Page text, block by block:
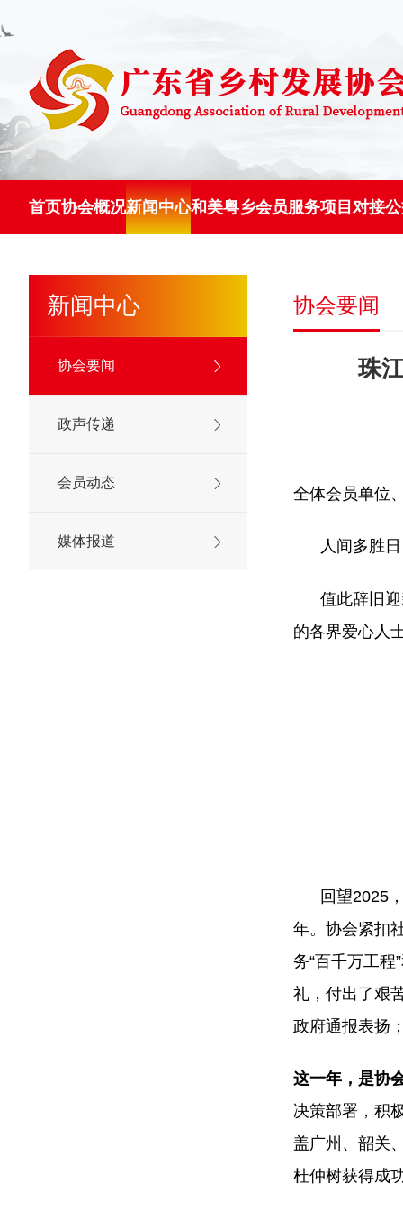
首页协会概况新闻中心和美粤乡会员服务项目对接
新闻中心
协会要闻
政声传递
会员动态
媒体报道
协会要闻
珠
全体会员单位
人间多胜日
值此辞旧迎
的各界爱心人
回望2025，
年。协会紧扣
务“百千万工程
礼，付出了艰
政府通报表扬
这一年，是协
决策部署，积
盖广州、韶关
杜仲树获得成